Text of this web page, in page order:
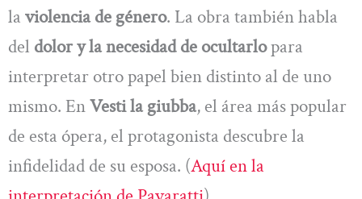
la violencia de género. La obra también habla
del dolor y la necesidad de ocultarlopara
interpretar otro papel bien distinto al de uno
mismo. EnVesti la giubba, el área más popular
de esta ópera, el protagonista descubre la
infidelidad de su esposa. (Aquí en la